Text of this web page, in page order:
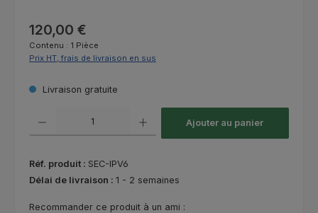
Prix régulier :
120,00 €
Contenu : 1 Pièce
Prix HT, frais de livraison en sus
Livraison gratuite
Ajouter au panier
Réf. produit : SEC-IPV6
Délai de livraison : 1 - 2 semaines
Recommander ce produit à un ami :